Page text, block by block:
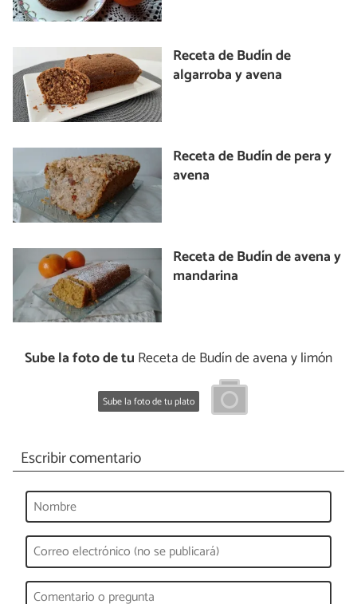
Receta de Budín de
algarroba y avena
Receta de Budín de pera y
avena
Receta de Budín de avena y
mandarina
Sube la foto de tu Receta de Budín de avena y limón
Sube la foto de tu plato
Escribir comentario